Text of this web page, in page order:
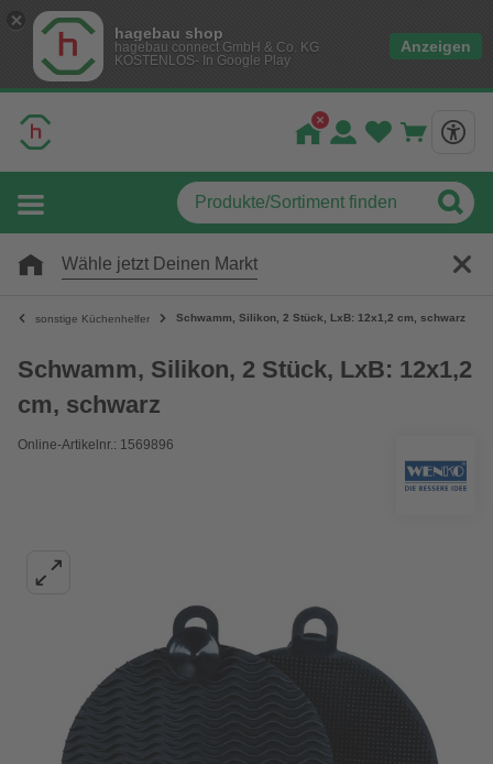
hagebau shop
hagebau connect GmbH & Co. KG
KOSTENLOS- In Google Play
Anzeigen
Wähle jetzt Deinen Markt
sonstige Küchenhelfer Schwamm, Silikon, 2 Stück, LxB: 12x1,2 cm, schwarz
Schwamm, Silikon, 2 Stück, LxB: 12x1,2
cm, schwarz
Online-Artikelnr.: 1569896